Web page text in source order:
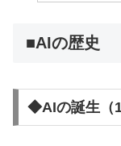
■AIの歴史
◆AIの誕生（